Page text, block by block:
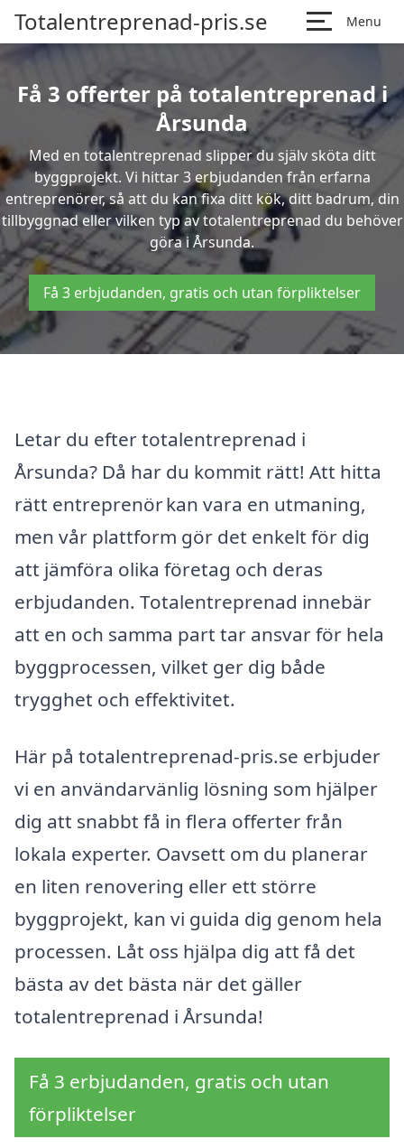
Totalentreprenad-pris.se Menu
Få 3 offerter på totalentreprenad i
Årsunda
Med en totalentreprenad slipper du själv sköta ditt
byggprojekt. Vi hittar 3 erbjudanden från erfarna
entreprenörer, så att du kan fixa ditt kök, ditt badrum, din
tillbyggnad eller vilken typ av totalentreprenad du behöver
göra i Årsunda.
Få 3 erbjudanden, gratis och utan förpliktelser
Letar du efter totalentreprenad i
Årsunda? Då har du kommit rätt! Att hitta
rätt entreprenör kan vara en utmaning,
men vår plattform gör det enkelt för dig
att jämföra olika företag och deras
erbjudanden. Totalentreprenad innebär
att en och samma part tar ansvar för hela
byggprocessen, vilket ger dig både
trygghet och effektivitet.
Här på totalentreprenad-pris.se erbjuder
vi en användarvänlig lösning som hjälper
dig att snabbt få in flera offerter från
lokala experter. Oavsett om du planerar
en liten renovering eller ett större
byggprojekt, kan vi guida dig genom hela
processen. Låt oss hjälpa dig att få det
bästa av det bästa när det gäller
totalentreprenad i Årsunda!
Få 3 erbjudanden, gratis och utan
förpliktelser